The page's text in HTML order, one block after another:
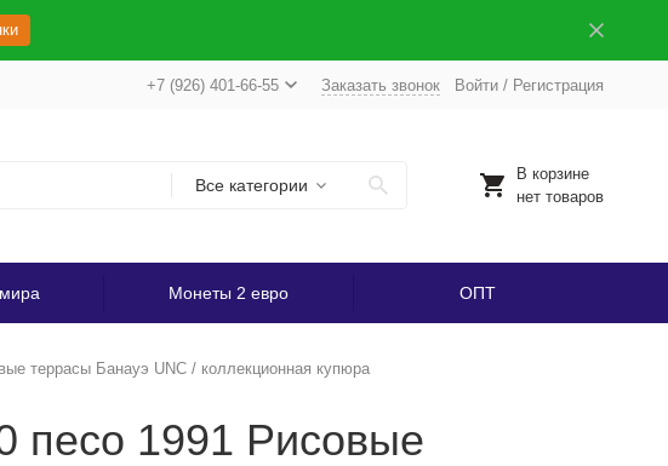
+7 (926) 401-66-55 Заказать звонок Войти/ Регистрация
Все категории
В корзине
нет товаров
Монеты 2 евро ОПТ
террасы Банауэ UNC / коллекционная купюра
песо 1991 Рисовые